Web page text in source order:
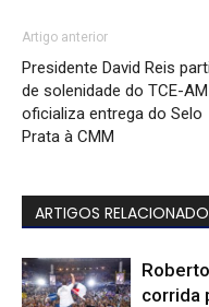
Artigo anterior
Presidente David Reis
de solenidade do TCE-
oficializa entrega do Selo
Prata à CMM
ARTIGOS
corrida